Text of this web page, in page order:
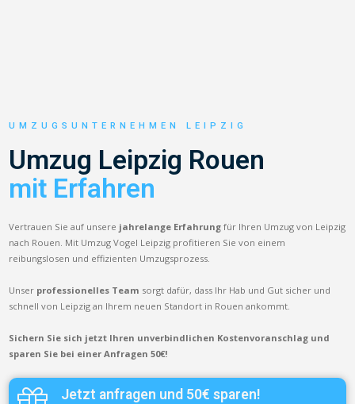
UMZUGSUNTERNEHMEN LEIPZIG
Umzug Leipzig Rouen
mit Erfahren
Vertrauen Sie auf unsere jahrelange Erfahrung für Ihren Umzug von Leipzig
nach Rouen. Mit Umzug Vogel Leipzig profitieren Sie von einem
reibungslosen und effizienten Umzugsprozess.
Unser professionelles Team sorgt dafür, dass Ihr Hab und Gut sicher und
schnell von Leipzig an Ihrem neuen Standort in Rouen ankommt.
Sichern Sie sich jetzt Ihren unverbindlichen Kostenvoranschlag und
sparen Sie bei einer Anfragen 50€!
Jetzt anfragen und 50€ sparen!